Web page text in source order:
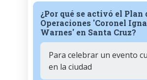
¿Por qué se activó el Plan
Operaciones 'Coronel
Warnes' en Santa Cruz?
Para celebrar un evento
en la ciudad